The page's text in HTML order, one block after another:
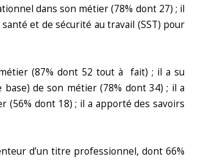
dans son métier (78% dont 27) ; il
et de sécurité au travail (SST) pour
(87% dont 52 tout à fait) ; il a su
de son métier (78% dont 34) ; il a
(56% dont 18) ; il a apporté des savoirs
d’un titre professionnel, dont 66%